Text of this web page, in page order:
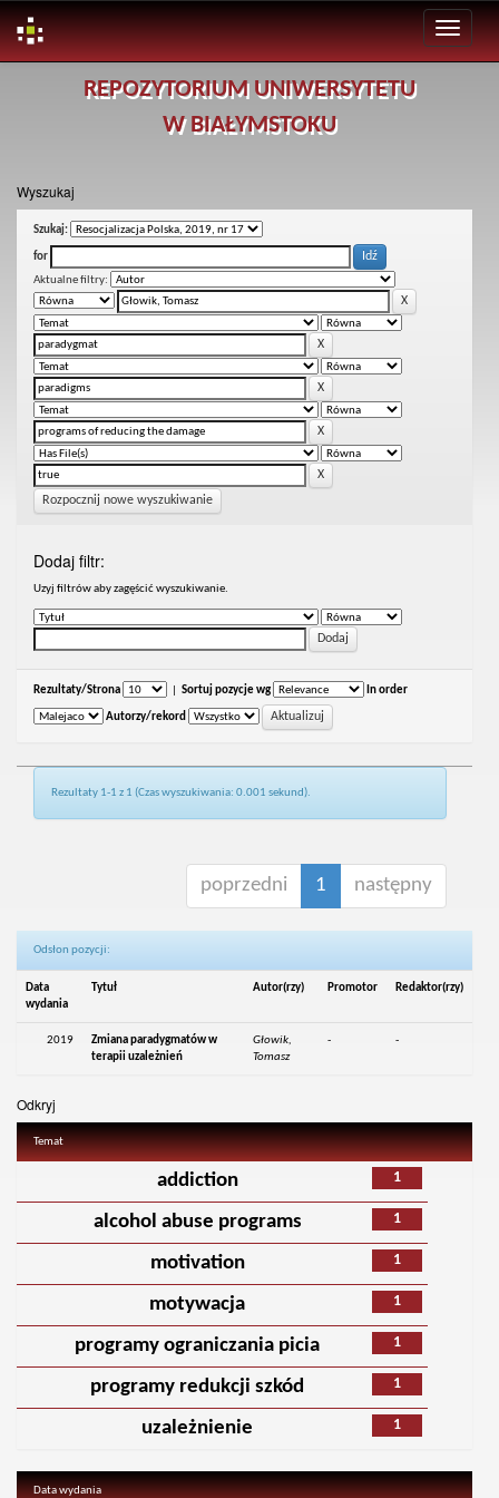
REPOZYTORIUM UNIWERSYTETU
W BIAŁYMSTOKU
Wyszukaj
Szukaj:
for
Aktualne filtry:
Rozpocznij nowe wyszukiwanie
Dodaj filtr:
Uzyj filtrów aby zagęścić wyszukiwanie.
Rezultaty/Strona Sortuj pozycje wg In order
Autorzy/rekord
Rezultaty 1-1 z 1 (Czas wyszukiwania: 0.001 sekund).
poprzedni 1 następny
Odsłon pozycji:
Data
wydania
Tytuł Autor(rzy) Promotor Redaktor(rzy)
2019
Zmiana paradygmatów w
terapii uzależnień
Głowik,
Tomasz
- -
Odkryj
Temat
1
addiction
1
alcohol abuse programs
1
motivation
1
motywacja
1
programy ograniczania picia
1
programy redukcji szkód
1
uzależnienie
Data wydania